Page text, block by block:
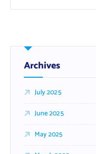
Archives
July 2025
June 2025
May 2025